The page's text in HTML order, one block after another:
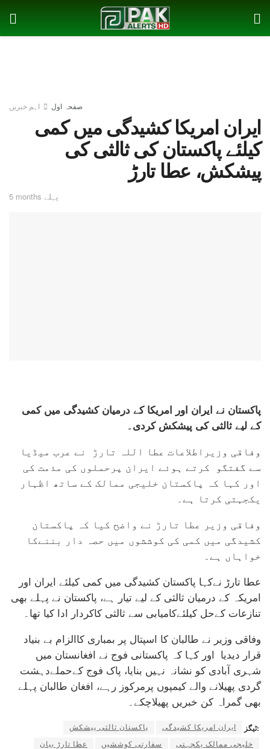
صفحہ اول اہم خبریں
ایران امریکا کشیدگی میں کمی
کیلئے پاکستان کی ثالثی کی
پیشکش، عطا تارڑ
5 months پہلے
پاکستان نے ایران اور امریکا کے درمیان کشیدگی میں کمی
کے لیے ثالثی کی پیشکش کردی۔
وفاقی وزیراطلاعات عطا اللہ تارڑ نے عرب میڈیا
سے گفتگو کرتے ہوئے ایران پرحملوں کی مذمت کی
اور کہا کہ پاکستان خلیجی ممالک کے ساتھ اظہار
یکجہتی کرتا ہے۔
وفاقی وزیر عطا تارڑ نے واضح کیا کہ پاکستان
کشیدگی میں کمی کی کوششوں میں حصہ دار بننےکا
خواہاں ہے۔
عطا تارڑ نےکہا پاکستان کشیدگی میں کمی کیلئے ایران اور
امریکہ کے درمیان ثالثی کے لیے تیار ہے، پاکستان نے پہلے بھی
تنازعات کےحل کیلئےکامیابی سے ثالثی کاکردار ادا کیا تھا۔
وفاقی وزیر نے طالبان کا اسپتال پر بمباری کاالزام بے بنیاد
قرار دیدیا اور کہا کہ پاکستانی فوج نے افغانستان میں
شہری آبادی کو نشانہ نہیں بنایا، پاک فوج کےحملےدہشت
گردی پھیلانے والے کیمپوں پرمرکوز رہے، افغان طالبان پہلے
بھی گمراہ کن خبریں پھیلاچکے۔
ٹیگز: ایران امریکا کشیدگی
پاکستان ثالثی پیشکش
خلیجی ممالک یکجہتی
سفارتی کوششیں
عطا تارڑ بیان